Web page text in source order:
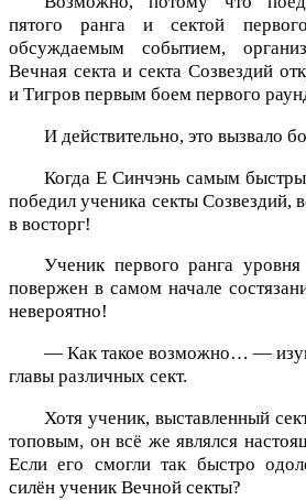
пятого ранга и сектой
обсуждаемым событием,
Вечная секта и секта Созвездий
и Тигров первым боем первого
И действительно, это вызвало
Когда Е Синчэнь самым
победил ученика секты Созвездий,
в восторг!
Ученик первого ранга
повержен в самом начале
невероятно!
— Как такое возможно… —
главы различных сект.
Хотя ученик, выставленный
топовым, он всё же являлся
Если его смогли так быстро
силён ученик Вечной секты?